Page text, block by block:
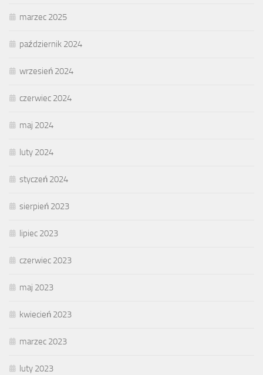
marzec 2025
październik 2024
wrzesień 2024
czerwiec 2024
maj 2024
luty 2024
styczeń 2024
sierpień 2023
lipiec 2023
czerwiec 2023
maj 2023
kwiecień 2023
marzec 2023
luty 2023